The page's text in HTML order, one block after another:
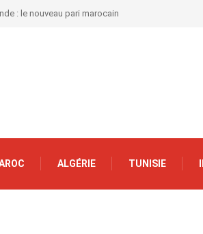
: le nouveau pari marocain
ALGÉRIE TUNISIE